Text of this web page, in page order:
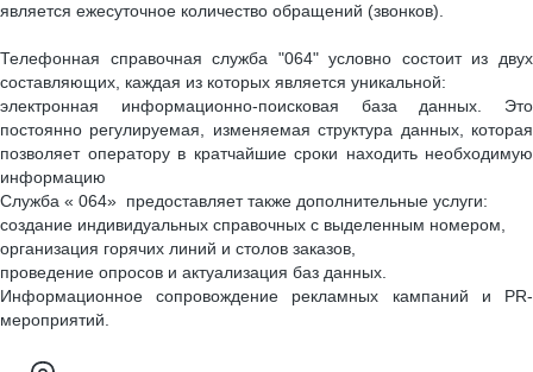
является ежесуточное количество обращений (звонков).
Телефонная справочная служба "064" условно состоит из двух
составляющих, каждая из которых является уникальной:
электронная информационно-поисковая база данных. Это
постоянно регулируемая, изменяемая структура данных, которая
позволяет оператору в кратчайшие сроки находить необходимую
информацию
Служба « 064» предоставляет также дополнительные услуги:
создание индивидуальных справочных с выделенным номером,
организация горячих линий и столов заказов,
проведение опросов и актуализация баз данных.
Информационное сопровождение рекламных кампаний и PR-
мероприятий.